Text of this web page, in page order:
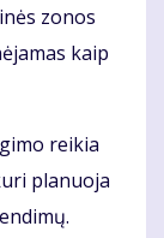
zo­nos
kaip
rei­kia
pla­nuo­ja